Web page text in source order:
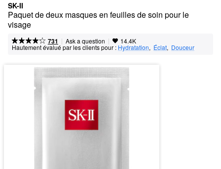
SK-II
Paquet de deux masques en feuilles de soin pour le
visage
731 | Ask a question | 14.4K
Hautement évalué par les clients pour : Hydratation, Éclat, Douceur